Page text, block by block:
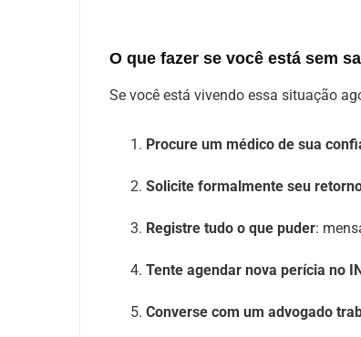
O que fazer se você está sem
Se você está vivendo essa situação
Procure um médico de sua
Solicite formalmente seu
Registre tudo o que puder:
Tente agendar nova perícia no
Converse com um advogado